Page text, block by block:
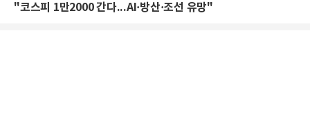
"코스피 1만2000 간다...AI·방산·조선 유망"